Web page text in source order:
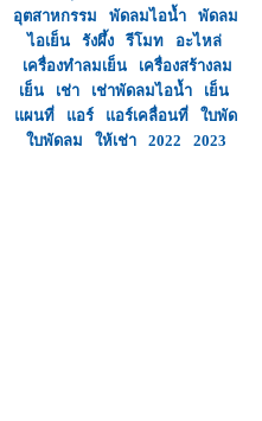
อุตสาหกรรม
พัดลมไอน้ำ
พัดลม
ไอเย็น
รังผึ้ง รีโมท
อะไหล่
เครื่องทำลมเย็น
เครื่องสร้างลม
เย็น
เช่า เช่าพัดลมไอน้ำ
เย็น
แผนที่
แอร์ แอร์เคลื่อนที่
ใบพัด
ใบพัดลม
ให้เช่า 2022 2023